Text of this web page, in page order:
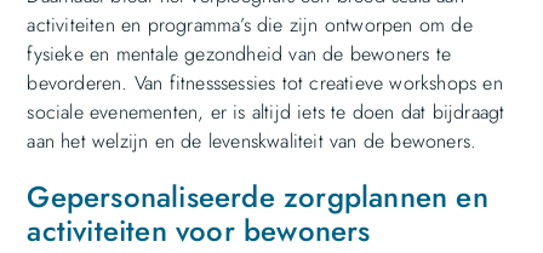
activiteiten en programma’s die zijn ontworpen om de
fysieke en mentale gezondheid van de bewoners te
bevorderen. Van fitnesssessies tot creatieve workshops en
sociale evenementen, er is altijd iets te doen dat bijdraagt
aan het welzijn en de levenskwaliteit van de bewoners.
Gepersonaliseerde zorgplannen en
activiteiten voor bewoners